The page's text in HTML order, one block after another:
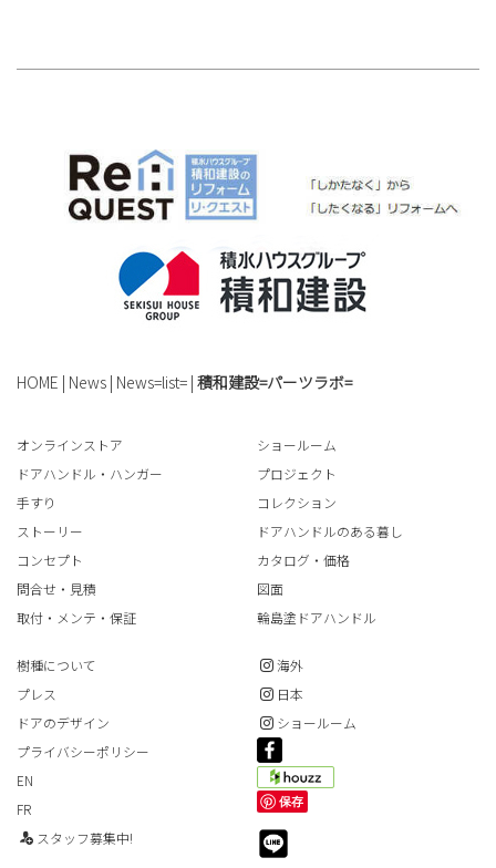
HOME | News | News=list= | 積和建設=パーツラボ=
オンラインストア
ドアハンドル・ハンガー
手すり
ストーリー
コンセプト
問合せ・見積
取付・メンテ・保証
ショールーム
プロジェクト
コレクション
ドアハンドルのある暮し
カタログ・価格
図面
輪島塗ドアハンドル
樹種について
プレス
ドアのデザイン
プライバシーポリシー
EN
FR
スタッフ募集中!
海外
日本
ショールーム
保存